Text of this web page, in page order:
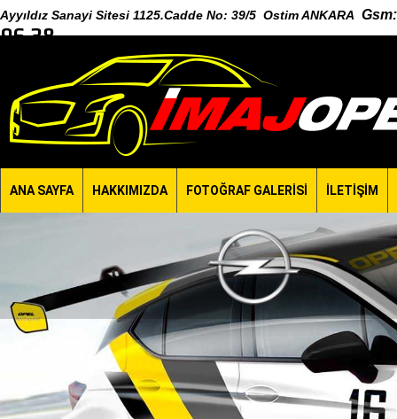
Ayyıldız Sanayi Sitesi 1125.Cadde No: 39/5 Ostim ANKARA Gsm:
96 38
ANA SAYFA HAKKIMIZDA FOTOĞRAF GALERİSİ İLETİŞİM